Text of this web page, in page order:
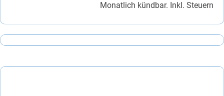
Monatlich kündbar. Inkl. Steuern